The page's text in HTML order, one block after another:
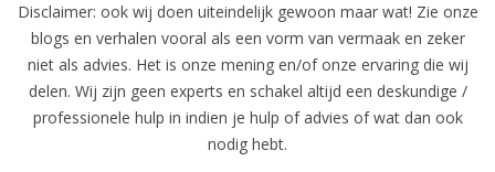
Disclaimer: ook wij doen uiteindelijk gewoon maar wat! Zie onze
blogs en verhalen vooral als een vorm van vermaak en zeker
niet als advies. Het is onze mening en/of onze ervaring die wij
delen. Wij zijn geen experts en schakel altijd een deskundige /
professionele hulp in indien je hulp of advies of wat dan ook
nodig hebt.